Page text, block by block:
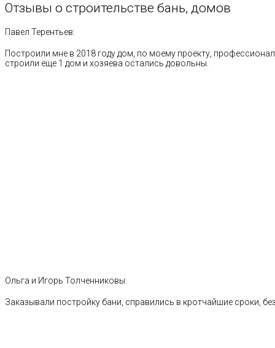
Отзывы о строительстве бань, домов
Павел Терентьев:
Построили мне в 2018 году дом, по моему проекту,
строили еще 1 дом и хозяева остались довольны.
Ольга и Игорь Толченниковы:
Заказывали постройку бани, справились в кротчайшие сроки,